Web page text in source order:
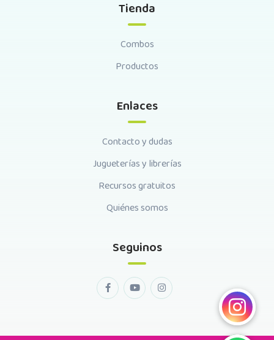
Tienda
Combos
Productos
Enlaces
Contacto y dudas
Jugueterías y librerías
Recursos gratuitos
Quiénes somos
Seguinos